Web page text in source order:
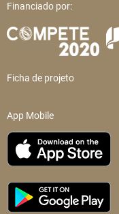
Financiado por:
Ficha de projeto
App Mobile